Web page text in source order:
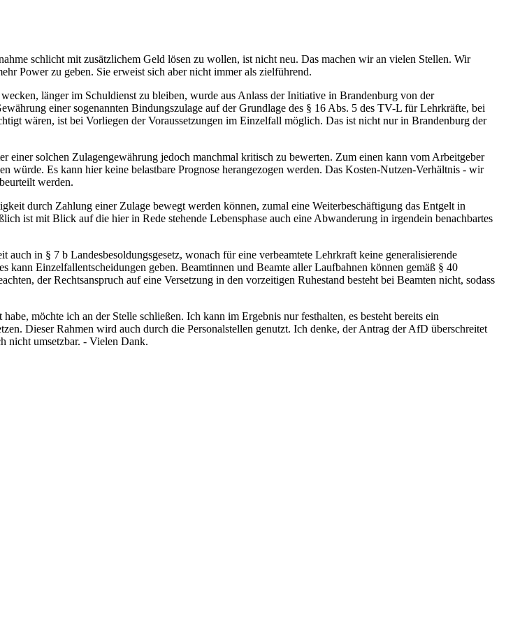
schlicht mit zusätzlichem Geld lösen zu wollen, ist nicht neu. Das machen wir an vielen Stellen. Wir
Power zu geben. Sie erweist sich aber nicht immer als zielführend.
länger im Schuldienst zu bleiben, wurde aus Anlass der Initiative in Brandenburg von der
einer sogenannten Bindungszulage auf der Grundlage des § 16 Abs. 5 des TV-L für Lehrkräfte, bei
wären, ist bei Vorliegen der Voraussetzungen im Einzelfall möglich. Das ist nicht nur in Brandenburg der
solchen Zulagengewährung jedoch manchmal kritisch zu bewerten. Zum einen kann vom Arbeitgeber
Es kann hier keine belastbare Prognose herangezogen werden. Das Kosten-Nutzen-Verhältnis - wir
werden.
durch Zahlung einer Zulage bewegt werden können, zumal eine Weiterbeschäftigung das Entgelt in
ist mit Blick auf die hier in Rede stehende Lebensphase auch eine Abwanderung in irgendein benachbartes
in § 7 b Landesbesoldungsgesetz, wonach für eine verbeamtete Lehrkraft keine generalisierende
Einzelfallentscheidungen geben. Beamtinnen und Beamte aller Laufbahnen können gemäß § 40
der Rechtsanspruch auf eine Versetzung in den vorzeitigen Ruhestand besteht bei Beamten nicht, sodass
möchte ich an der Stelle schließen. Ich kann im Ergebnis nur festhalten, es besteht bereits ein
Dieser Rahmen wird auch durch die Personalstellen genutzt. Ich denke, der Antrag der AfD überschreitet
nicht umsetzbar. - Vielen Dank.